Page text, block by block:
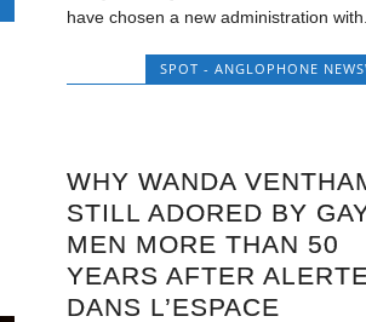
have chosen a new administration
SPOT - ANGLOPHONE
WHY WANDA
STILL ADORED BY
MEN MORE THAN 50
YEARS AFTER
DANS L’ESPACE